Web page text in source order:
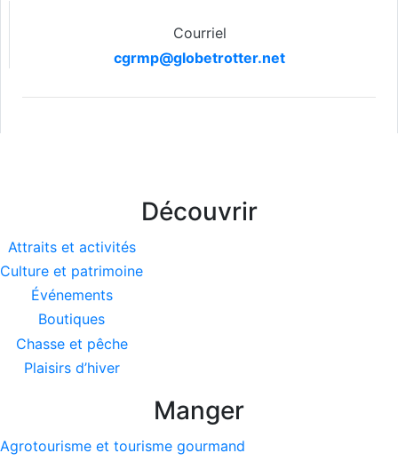
Courriel
cgrmp@globetrotter.net
Découvrir
Attraits et activités
Culture et patrimoine
Événements
Boutiques
Chasse et pêche
Plaisirs d’hiver
Manger
Agrotourisme et tourisme gourmand